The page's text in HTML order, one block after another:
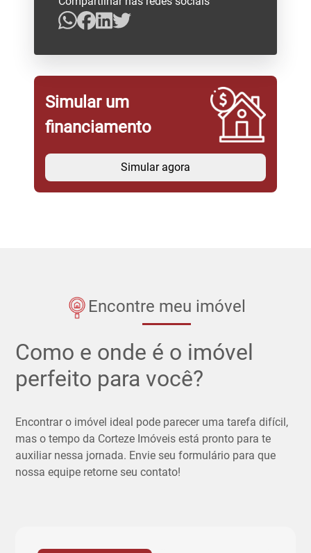
Simular um
financiamento
Simular agora
Encontre meu imóvel
Como e onde é o imóvel
perfeito para você?
Encontrar o imóvel ideal pode parecer uma tarefa difícil,
mas o tempo da Corteze Imóveis está pronto para te
auxiliar nessa jornada. Envie seu formulário para que
nossa equipe retorne seu contato!